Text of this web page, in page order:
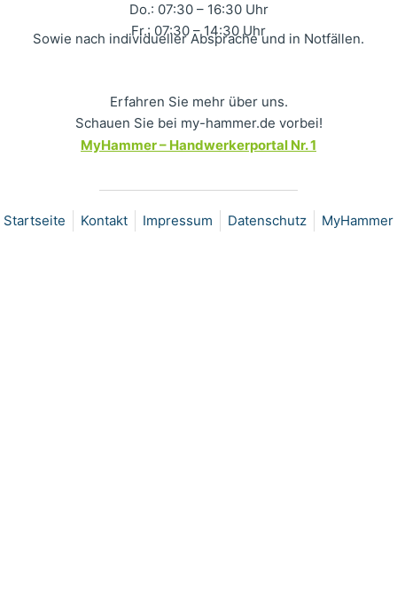
Do.: 07:30 – 16:30 Uhr
Fr.: 07:30 – 14:30 Uhr
Sowie nach individueller Absprache und in Notfällen.
Erfahren Sie mehr über uns.
Schauen Sie bei my-hammer.de vorbei!
MyHammer – Handwerkerportal Nr. 1
Startseite Kontakt Impressum Datenschutz MyHammer